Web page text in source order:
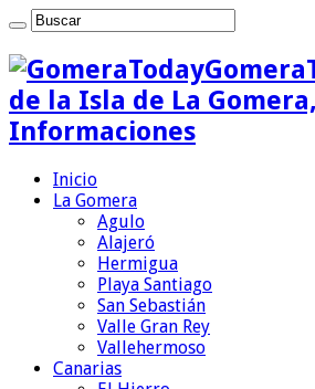
de la Isla de La
Informaciones
Inicio
La Gomera
Agulo
Alajeró
Hermigua
Playa Santiago
San Sebastián
Valle Gran Rey
Vallehermoso
Canarias